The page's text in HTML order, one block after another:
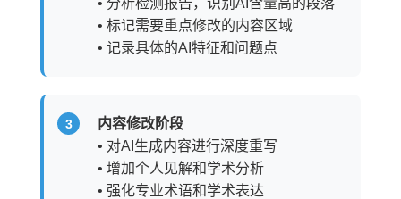
• 分析检测报告，识别AI含量高的段落
• 标记需要重点修改的内容区域
• 记录具体的AI特征和问题点
内容修改阶段
• 对AI生成内容进行深度重写
• 增加个人见解和学术分析
• 强化专业术语和学术表达